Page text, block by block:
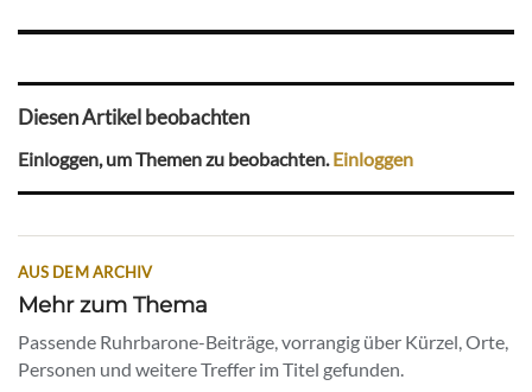
Diesen Artikel beobachten
Einloggen, um Themen zu beobachten.Einloggen
AUS DEM ARCHIV
Mehr zum Thema
Passende Ruhrbarone-Beiträge, vorrangig über Kürzel, Orte,
Personen und weitere Treffer im Titel gefunden.